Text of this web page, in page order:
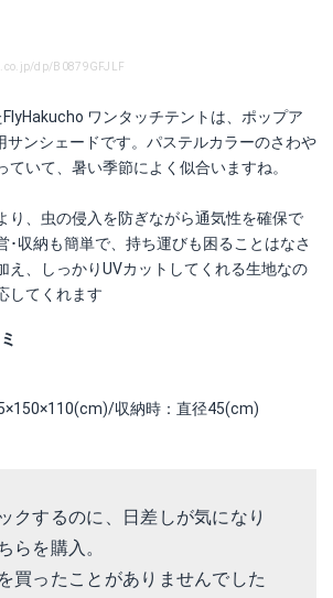
dp/B0879GFJLF
ワンタッチテントは、ポップア
サンシェードです。パステルカラーのさわや
ていて、暑い季節によく似合いますね。
り、虫の侵入を防ぎながら通気性を確保で
･収納も簡単で、持ち運びも困ることはなさ
え、しっかりUVカットしてくれる生地なの
してくれます
収納時：直径45(cm)
クするのに、日差しが気になり
らを購入。
買ったことがありませんでした